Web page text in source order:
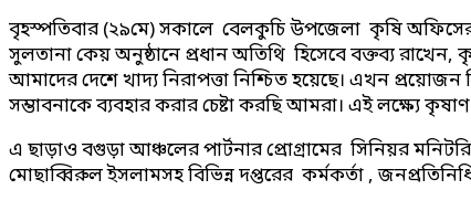
বৃহস্পতিবার (২৯মে) সকালে বেলকুচি উপজেলা কৃষি
সুলতানা কেয় অনুষ্ঠানে প্রধান অতিথি হিসেবে বক্তব্য
আমাদের দেশে খাদ্য নিরাপত্তা নিশ্চিত হয়েছে। এখন
সম্ভাবনাকে ব্যবহার করার চেষ্টা করছি আমরা। এই লক্ষ্যে
এ ছাড়াও বগুড়া আঞ্চলের পার্টনার প্রোগ্রামের সিনিয়র
মোছাব্বিরুল ইসলামসহ বিভিন্ন দপ্তরের কর্মকর্তা ,